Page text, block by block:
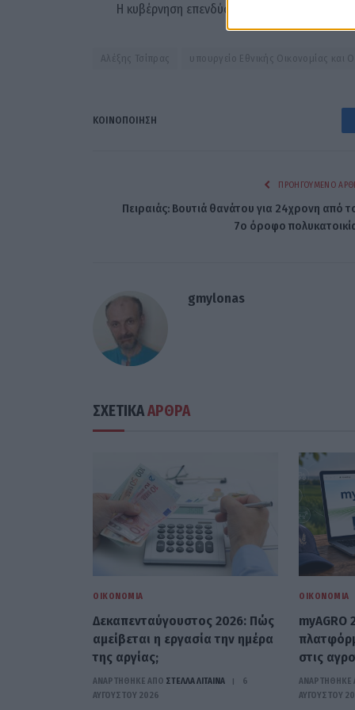
Η κυβέρνηση επενδύσει στις λύσεις»
Αλέξης Τσίπρας υπουργείο Εθνικής Οικονομίας και
ΚΟΙΝΟΠΟΊΗΣΗ
ΠΡΟΗΓΟΎΜΕΝΟ
Πειραιάς: Βουτιά θανάτου για 24χρονη από
7ο όροφο
gmylonas
ΣΧΕΤΙΚΑΑΡΘΡΑ
ΟΙΚΟΝΟΜΊΑ
Δεκαπενταύγουστος 2026: Πώς
αμείβεται η εργασία την ημέρα
της αργίας;
ΑΝΑΡΤΗΘΗΚΕ ΑΠΟ ΣΤΈΛΛΑ ΛΊΤΑΙΝΑ
6
ΑΥΓΟΎΣΤΟΥ 2026
ΟΙΚΟΝΟΜΊΑ
myAGRO
στις
ΑΝΑΡΤΗΘΗΚΕ
ΑΥΓΟΎΣΤΟΥ